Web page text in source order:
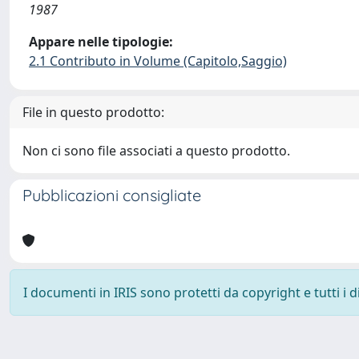
1987
Appare nelle tipologie:
2.1 Contributo in Volume (Capitolo,Saggio)
File in questo prodotto:
Non ci sono file associati a questo prodotto.
Pubblicazioni consigliate
I documenti in IRIS sono protetti da copyright e tutti i